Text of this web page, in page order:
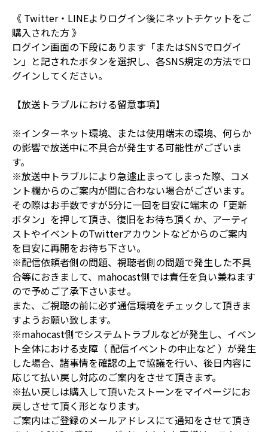
《 Twitter・LINEよりログイン後にネットチケットをご
購入された方 》
ログイン画面の下段にあります「またはSNSでログイ
ン」と記されたボタンを選択し、各SNS規定の方法でロ
グインしてください。
【放送トラブルにおける留意事項】
※インターネット環境、または使用端末の環境、何らか
の影響で放送中に不具合が発生する可能性がございま
す。
※放送中トラブルにより急遽止まってしまった際、コメ
ント欄からのご案内が間に合わない場合がございます。
その際はお手数ですが5分に一回を目安に端末の「更新
ボタン」を押して頂き、復旧をお待ち頂くか、アーティ
ストやイベントのTwitterアカウントなどからのご案内
を目安に再開をお待ち下さい。
※配信依頼者側の問題、視聴者側の問題で発生した不具
合等におきまして、mahocast側では責任を負い兼ねます
ので予めご了承下さいませ。
また、ご視聴の前に必ず通信環境をチェックして頂きま
すようお願い致します。
※mahocast側でシステムトラブルなどが発生し、イベン
ト全体における支障（ 配信イベントの中止など ）が発生
した場合、諸事情を確認の上で協議を行い、後日内容に
応じて払い戻し対応のご案内をさせて頂きます。
※払い戻しは購入して頂いたストーンをマイページにお
戻しさせて頂く形となります。
ご案内はご登録のメールアドレスにて通知をさせて頂き